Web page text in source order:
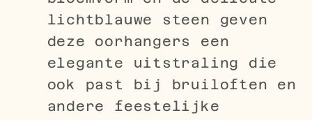
lichtblauwe steen geven
deze oorhangers een
elegante uitstraling die
ook past bij bruiloften en
andere feestelijke